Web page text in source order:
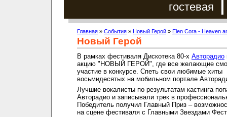
гостевая
Главная » События » Новый Герой » Elen Cora - Heaven
Новый Герой
В рамках фестиваля Дискотека 80-х Авторадио
акцию "НОВЫЙ ГЕРОЙ", где все желающие
участие в конкурсе. Спеть свои любимые хиты
восьмидесятых на мобильном портале
Лучшие вокалисты по результатам кастинга
Авторадио и записывали трек в
Победитель получил Главный Приз –
на сцене фестиваля с Главными Звездами